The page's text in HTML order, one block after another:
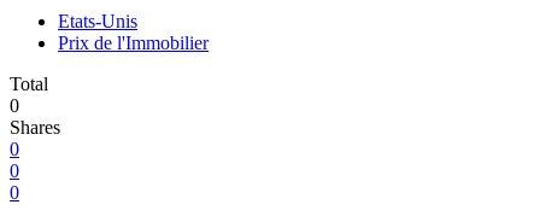
Etats-Unis
Prix de l'Immobilier
Total
0
Shares
0
0
0